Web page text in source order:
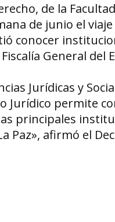
de la
de junio el
conocer
General
Jurídicas y
Jurídico permite
principales
Paz», afirmó el